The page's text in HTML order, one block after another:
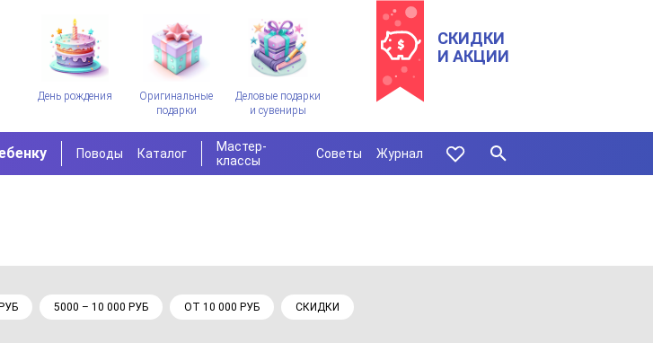
День рождения
Оригинальные
подарки
Деловые подарки
и сувениры
СКИДКИ
И АКЦИИ
Поводы Каталог
Мастер-
классы
Советы Журнал
5000 – 10 000 РУБ ОТ 10 000 РУБ СКИДКИ